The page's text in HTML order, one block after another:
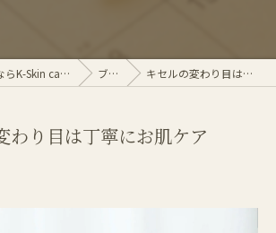
飯田橋のエステならK-Skin care(ケイスキンケア) ブログ キセルの変わり目は丁寧にお肌ケア
わり目は丁寧にお肌ケア